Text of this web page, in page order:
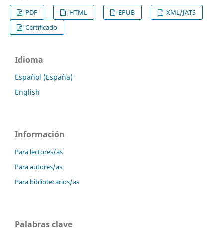
PDF
HTML EPUB
XML/JATS
Certificado
Idioma
Español (España)
English
Información
Para lectores/as
Para autores/as
Para bibliotecarios/as
Palabras clave